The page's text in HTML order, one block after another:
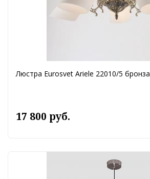
Люстра Eurosvet Ariele 22010/5 бронза
17 800 руб.